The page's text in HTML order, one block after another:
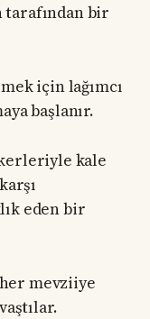
bir
için lağımcı
başlanır.
kale
eden bir
mevziiye